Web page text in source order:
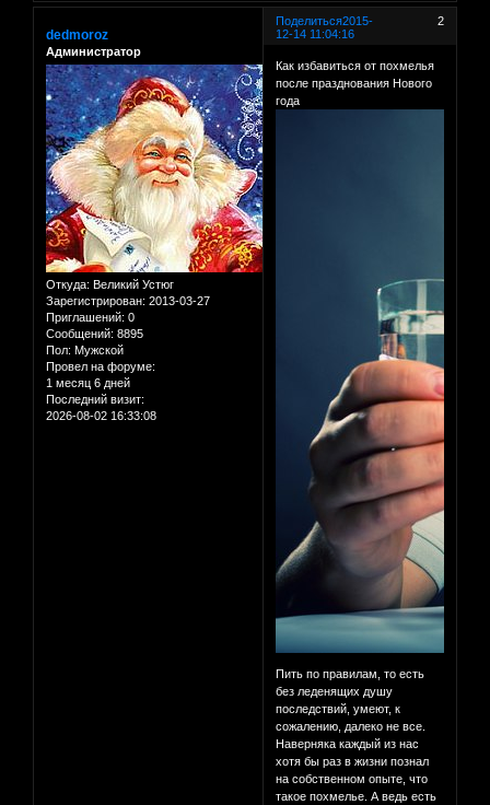
Поделиться 2
2015-
12-14 11:04:16
dedmoroz
Администратор
Откуда: Великий Устюг
Зарегистрирован: 2013-03-27
Приглашений: 0
Сообщений: 8895
Пол: Мужской
Провел на форуме:
1 месяц 6 дней
Последний визит:
2026-08-02 16:33:08
Как избавиться от похмелья
после празднования Нового
года
Пить по правилам, то есть
без леденящих душу
последствий, умеют, к
сожалению, далеко не все.
Наверняка каждый из нас
хотя бы раз в жизни познал
на собственном опыте, что
такое похмелье. А ведь есть